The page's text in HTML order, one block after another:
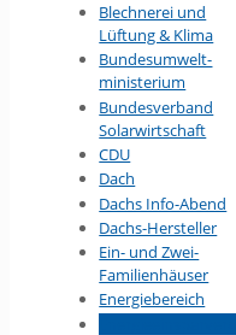
Blechnerei und
Lüftung & Klima
Bundesumwelt­
ministerium
Bundesverband
Solarwirtschaft
CDU
Dach
Dachs Info-Abend
Dachs-Hersteller
Ein- und Zwei-
Familienhäuser
Energiebereich